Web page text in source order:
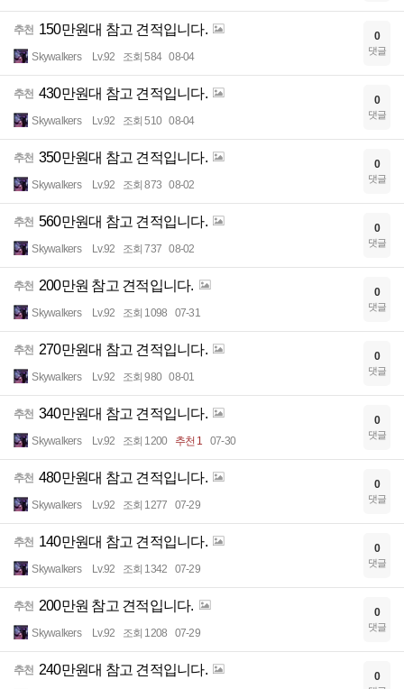
추천 150만원대 참고 견적입니다.
Skywalkers Lv.92 조회 584 08-04
0
댓글
추천 430만원대 참고 견적입니다.
Skywalkers Lv.92 조회 510 08-04
0
댓글
추천 350만원대 참고 견적입니다.
Skywalkers Lv.92 조회 873 08-02
0
댓글
추천 560만원대 참고 견적입니다.
Skywalkers Lv.92 조회 737 08-02
0
댓글
추천 200만원 참고 견적입니다.
Skywalkers Lv.92 조회 1098 07-31
0
댓글
추천 270만원대 참고 견적입니다.
Skywalkers Lv.92 조회 980 08-01
0
댓글
추천 340만원대 참고 견적입니다.
Skywalkers Lv.92 조회 1200 추천 1 07-30
0
댓글
추천 480만원대 참고 견적입니다.
Skywalkers Lv.92 조회 1277 07-29
0
댓글
추천 140만원대 참고 견적입니다.
Skywalkers Lv.92 조회 1342 07-29
0
댓글
추천 200만원 참고 견적입니다.
Skywalkers Lv.92 조회 1208 07-29
0
댓글
추천 240만원대 참고 견적입니다. 0